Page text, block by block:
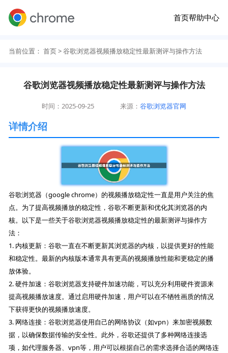
首页帮助中心
当前位置： 首页> 谷歌浏览器视频播放稳定性最新测评与操作方法
谷歌浏览器视频播放稳定性最新测评与操作方法
时间：2025-09-25 来源：谷歌浏览器官网
详情介绍
谷歌浏览器（google chrome）的视频播放稳定性一直是用户关注的焦
点。为了提高视频播放的稳定性，谷歌不断更新和优化其浏览器的内
核。以下是一些关于谷歌浏览器视频播放稳定性的最新测评与操作方
法：
1. 内核更新：谷歌一直在不断更新其浏览器的内核，以提供更好的性能
和稳定性。最新的内核版本通常具有更高的视频播放性能和更稳定的播
放体验。
2. 硬件加速：谷歌浏览器支持硬件加速功能，可以充分利用硬件资源来
提高视频播放速度。通过启用硬件加速，用户可以在不牺牲画质的情况
下获得更快的视频播放速度。
3. 网络连接：谷歌浏览器使用自己的网络协议（如vpn）来加密视频数
据，以确保数据传输的安全性。此外，谷歌还提供了多种网络连接选
项，如代理服务器、vpn等，用户可以根据自己的需求选择合适的网络连